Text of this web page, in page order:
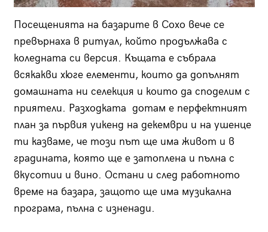
Посещенията на базарите в Сохо вече се
превърнаха в ритуал, който продължава с
коледната си версия. Къщата е събрала
всякакви хюге елементи, които да допълнят
домашната ни селекция и които да споделим с
приятели. Разходката дотам е перфектният
план за първия уикенд на декември и на ушенце
ти казваме, че този път ще има живот и в
градината, която ще е затоплена и пълна с
вкусотии и вино. Остани и след работното
време на базара, защото ще има музикална
програма, пълна с изненади.